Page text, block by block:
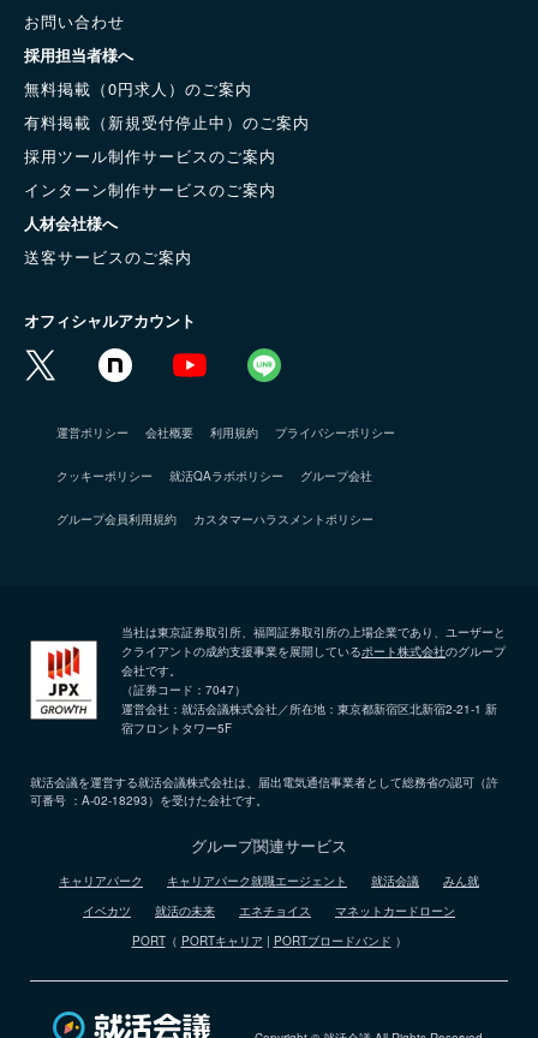
お問い合わせ
採用担当者様へ
無料掲載（0円求人）のご案内
有料掲載（新規受付停止中）のご案内
採用ツール制作サービスのご案内
インターン制作サービスのご案内
人材会社様へ
送客サービスのご案内
オフィシャルアカウント
運営ポリシー 会社概要 利用規約 プライバシーポリシー
クッキーポリシー 就活QAラボポリシー グループ会社
グループ会員利用規約 カスタマーハラスメントポリシー
当社は東京証券取引所、福岡証券取引所の上場企業であり、ユーザーと
クライアントの成約支援事業を展開しているポート株式会社のグループ
会社です。
（証券コード：7047）
運営会社：就活会議株式会社／所在地：東京都新宿区北新宿2-21-1 新
宿フロントタワー5F
就活会議を運営する就活会議株式会社は、届出電気通信事業者として総務省の認可（許
可番号 ：A-02-18293）を受けた会社です。